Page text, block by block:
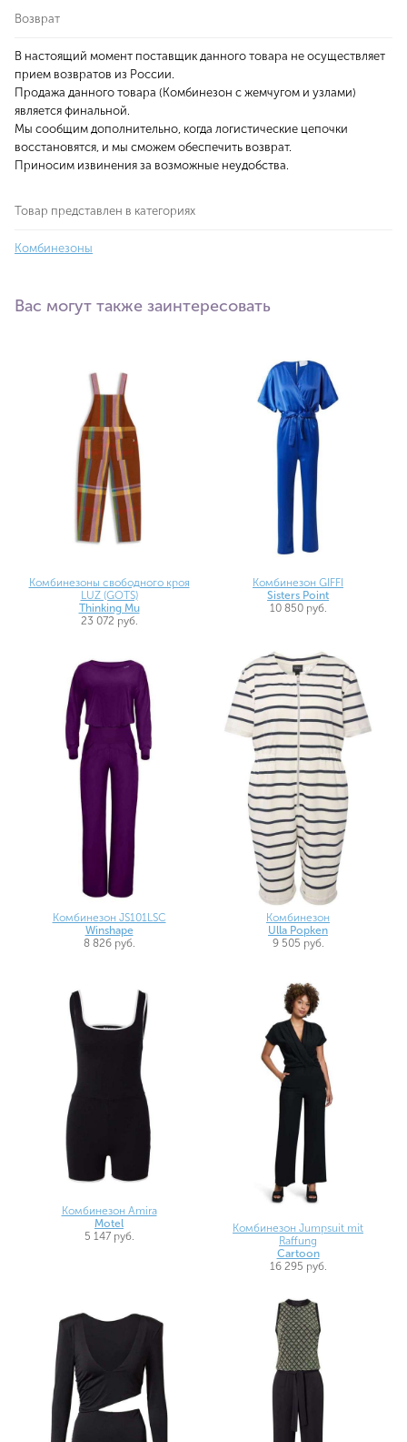
Возврат
В настоящий момент поставщик данного товара не осуществляет
прием возвратов из России.
Продажа данного товара (Комбинезон с жемчугом и узлами)
является финальной.
Мы сообщим дополнительно, когда логистические цепочки
восстановятся, и мы сможем обеспечить возврат.
Приносим извинения за возможные неудобства.
Товар представлен в категориях
Комбинезоны
Вас могут также заинтересовать
Комбинезоны свободного кроя
LUZ (GOTS)
Thinking Mu
23 072 руб.
Комбинезон GIFFI
Sisters Point
10 850 руб.
Комбинезон JS101LSC
Winshape
8 826 руб.
Комбинезон
Ulla Popken
9 505 руб.
Комбинезон Amira
Motel
5 147 руб.
Комбинезон Jumpsuit mit
Raffung
Cartoon
16 295 руб.